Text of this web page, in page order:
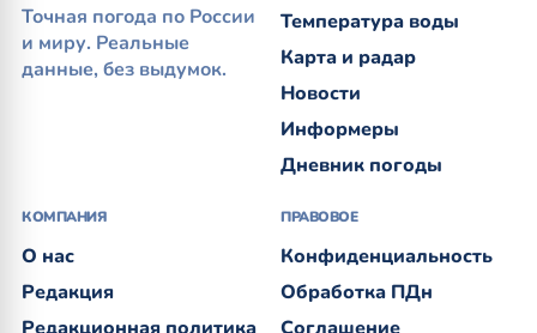
Точная погода по России
и миру. Реальные
данные, без выдумок.
Температура воды
Карта и радар
Новости
Информеры
Дневник погоды
КОМПАНИЯ
О нас
Редакция
ПРАВОВОЕ
Конфиденциальность
Обработка ПДн